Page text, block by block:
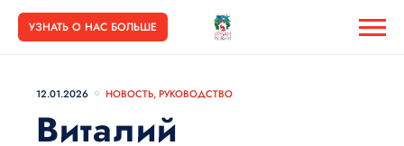
УЗНАТЬ О НАС БОЛЬШЕ
12.01.2026 НОВОСТЬ,РУКОВОДСТВО
Виталий